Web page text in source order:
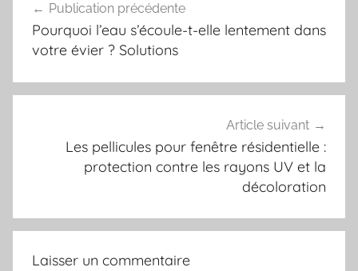
de
l’article
Publication précédente
Pourquoi l’eau s’écoule-t-elle lentement dans
votre évier ? Solutions
Article suivant
Les pellicules pour fenêtre résidentielle :
protection contre les rayons UV et la
décoloration
Laisser un commentaire